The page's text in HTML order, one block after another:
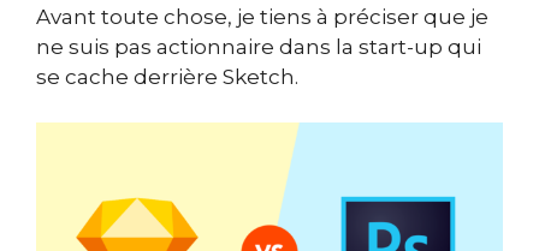
Avant toute chose, je tiens à préciser que je
ne suis pas actionnaire dans la start-up qui
se cache derrière Sketch.